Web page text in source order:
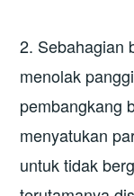
2. Sebahagian
menolak
pembangkang
menyatukan
untuk tidak